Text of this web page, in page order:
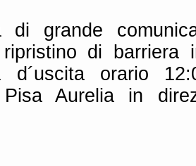
di grande
di barriera
d´uscita orario
Aurelia in